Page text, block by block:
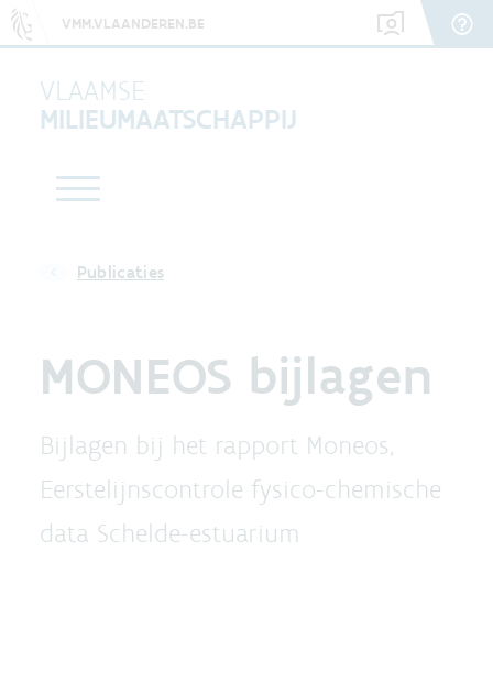
VMM.VLAANDEREN.BE
VLAAMSE
MILIEUMAATSCHAPPIJ
Publicaties
MONEOS bijlagen
Bijlagen bij het rapport Moneos,
Eerstelijnscontrole fysico-chemische
data Schelde-estuarium